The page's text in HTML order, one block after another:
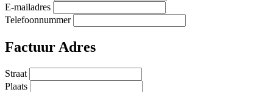
E-mailadres
Telefoonnummer
Factuur Adres
Straat
Plaats